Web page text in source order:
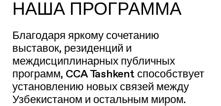
НАША ПРОГРАММА
Благодаря яркому сочетанию
выставок, резиденций и
междисциплинарных публичных
программ, CCA Tashkent способствует
установлению новых связей между
Узбекистаном и остальным миром.